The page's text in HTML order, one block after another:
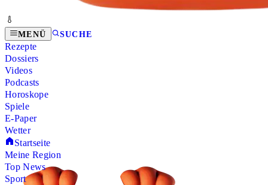
MENÜ SUCHE
Rezepte
Dossiers
Videos
Podcasts
Horoskope
Spiele
E-Paper
Wetter
Startseite
Meine Region
Top News
Sport